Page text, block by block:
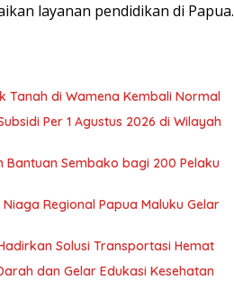
layanan pendidikan di Papua.
Tanah di Wamena Kembali Normal
Per 1 Agustus 2026 di Wilayah
Bantuan Sembako bagi 200 Pelaku
Regional Papua Maluku Gelar
Solusi Transportasi Hemat
dan Gelar Edukasi Kesehatan